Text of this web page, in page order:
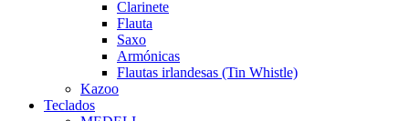
Clarinete
Flauta
Saxo
Armónicas
Flautas irlandesas (Tin Whistle)
Kazoo
Teclados